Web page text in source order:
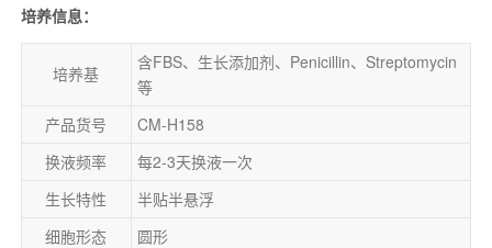
培养信息：
培养基
含FBS、生长添加剂、Penicillin、Streptomycin
等
产品货号
CM-H158
换液频率
每2-3天换液一次
生长特性
半贴半悬浮
细胞形态
圆形